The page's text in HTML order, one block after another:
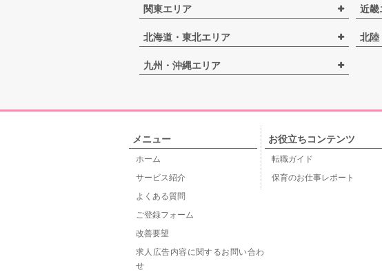
関東エリア 近畿
北海道・東北エリア 北陸
九州・沖縄エリア
メニュー
ホーム
サービス紹介
よくある質問
ご登録フォーム
改善要望
求人広告内容に関するお問い合わ
せ
お役立ちコンテンツ
転職ガイド
保育のお仕事レポート